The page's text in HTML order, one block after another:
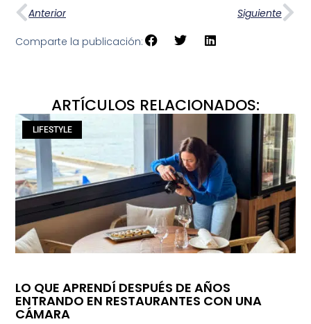
Anterior Siguiente
Comparte la publicación:
ARTÍCULOS RELACIONADOS:
LIFESTYLE
LO QUE APRENDÍ DESPUÉS DE AÑOS
ENTRANDO EN RESTAURANTES CON UNA
CÁMARA